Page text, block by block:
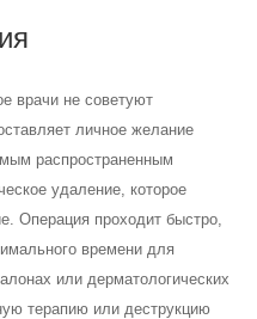
врачи не советуют
личное желание
распространенным
удаление, которое
Операция проходит быстро,
времени для
или дерматологических
терапию или деструкцию